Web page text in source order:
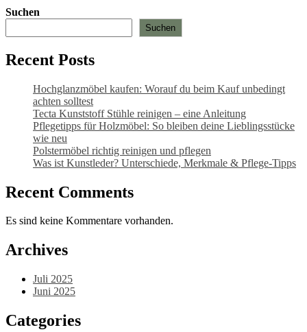
Suchen
Suchen
Recent Posts
Hochglanzmöbel kaufen: Worauf du beim Kauf unbedingt
achten solltest
Tecta Kunststoff Stühle reinigen – eine Anleitung
Pflegetipps für Holzmöbel: So bleiben deine Lieblingsstücke
wie neu​
Polstermöbel richtig reinigen und pflegen
Was ist Kunstleder? Unterschiede, Merkmale & Pflege-Tipps
Recent Comments
Es sind keine Kommentare vorhanden.
Archives
Juli 2025
Juni 2025
Categories